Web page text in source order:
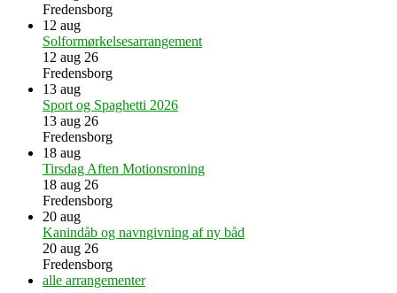
Fredensborg
12 aug
Solformørkelsesarrangement
12 aug 26
Fredensborg
13 aug
Sport og Spaghetti 2026
13 aug 26
Fredensborg
18 aug
Tirsdag Aften Motionsroning
18 aug 26
Fredensborg
20 aug
Kanindåb og navngivning af ny båd
20 aug 26
Fredensborg
alle arrangementer